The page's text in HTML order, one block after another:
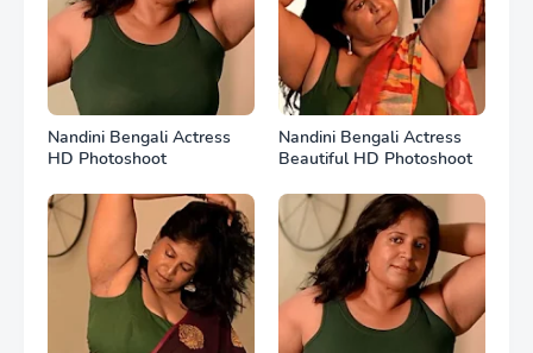
Nandini Bengali Actress
HD Photoshoot
Nandini Bengali Actress
Beautiful HD Photoshoot